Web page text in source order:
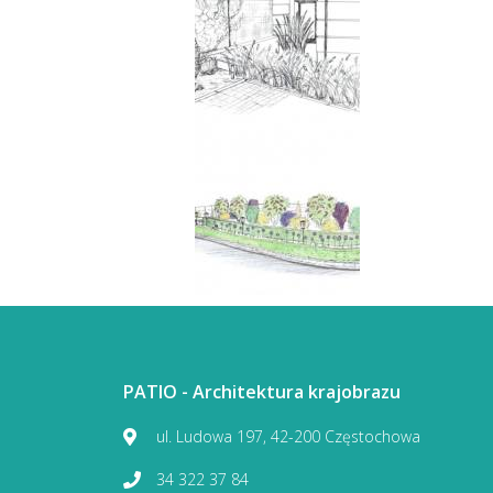
PATIO - Architektura krajobrazu
ul. Ludowa 197, 42-200 Częstochowa
34 322 37 84